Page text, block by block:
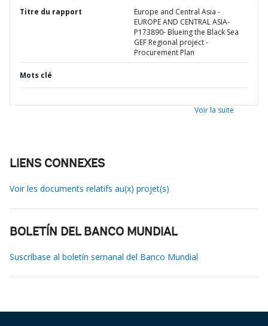
Titre du rapport
Europe and Central Asia -
EUROPE AND CENTRAL ASIA-
P173890- Blueing the Black Sea
GEF Regional project -
Procurement Plan
Mots clé
Voir la suite
LIENS CONNEXES
Voir les documents relatifs au(x) projet(s)
BOLETÍN DEL BANCO MUNDIAL
Suscríbase al boletín semanal del Banco Mundial